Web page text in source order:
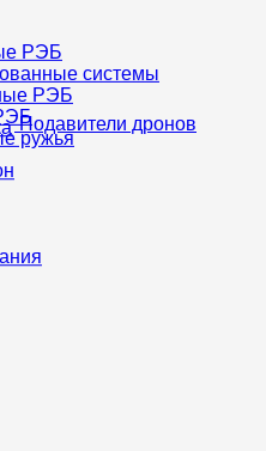
Подавители дронов
РЭБ
системы
РЭБ
ружья